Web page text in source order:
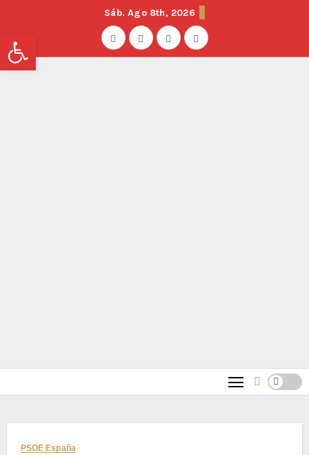
Sáb. Ago 8th, 2026
PSOE España
Abrir barra de herramientas